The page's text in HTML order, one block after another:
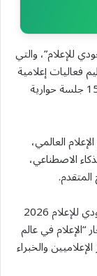
للإعلام”، والتي
فعاليات إعلامية
في مختلف مناطق المملكة، إلى جانب أكثر من 150 جلسة حوارية
العالمي،
الاصطناعي،
يُذكر أن أعمال النسخة الخامسة من المنتدى السعودي للإعلام 2026
3 أيام، تحت شعار “الإعلام في عالم
ما يزيد على 300 من أبرز الإعلاميين والخبراء